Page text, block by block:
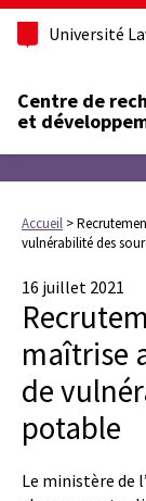
Université
Centre de
et
Accueil >
vulnérabilité des
16 juillet 2021
maîtrise
de
potable
Le ministère de